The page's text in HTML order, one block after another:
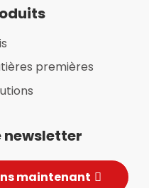
premières
newsletter
maintenant